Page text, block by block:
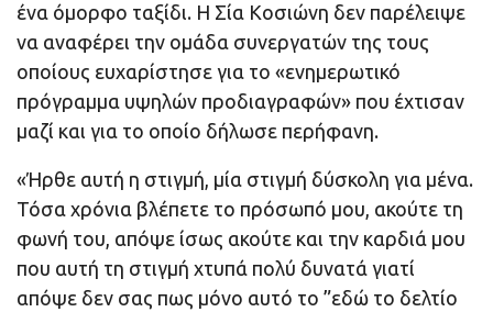
ένα όμορφο ταξίδι. Η Σία Κοσιώνη δεν παρέλειψε
να αναφέρει την ομάδα συνεργατών της τους
οποίους ευχαρίστησε για το «ενημερωτικό
πρόγραμμα υψηλών προδιαγραφών» που έχτισαν
μαζί και για το οποίο δήλωσε περήφανη.
«Ήρθε αυτή η στιγμή, μία στιγμή δύσκολη για μένα.
Τόσα χρόνια βλέπετε το πρόσωπό μου, ακούτε τη
φωνή του, απόψε ίσως ακούτε και την καρδιά μου
που αυτή τη στιγμή χτυπά πολύ δυνατά γιατί
απόψε δεν σας πως μόνο αυτό το ”εδώ το δελτίο